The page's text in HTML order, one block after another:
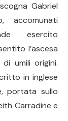
Gabriel
accomunati
esercito
l’ascesa
umili origini.
in inglese
portata sullo
Carradine e